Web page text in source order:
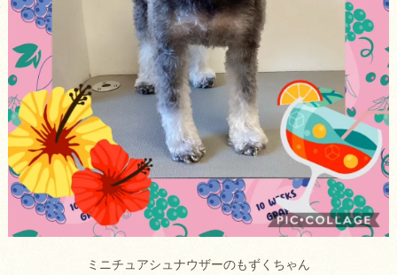
ミニチュアシュナウザーのもずくちゃん